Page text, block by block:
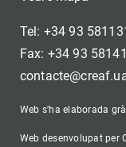
Tel: +34 93
Fax: +34 93
Web s'ha elaborada
Web desenvolupat per